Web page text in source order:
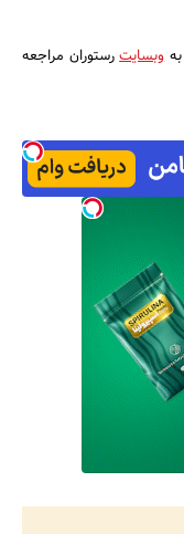
بهوبسایترستوران مراجعه